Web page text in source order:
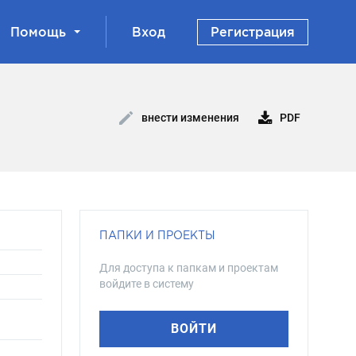
Помощь Вход Регистрация
внести изменения PDF
ПАПКИ И ПРОЕКТЫ
Для доступа к папкам и проектам
войдите в систему
ВОЙТИ